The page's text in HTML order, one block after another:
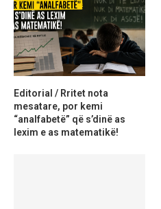
Editorial / Rritet nota
mesatare, por kemi
“analfabetë” që s’dinë as
lexim e as matematikë!